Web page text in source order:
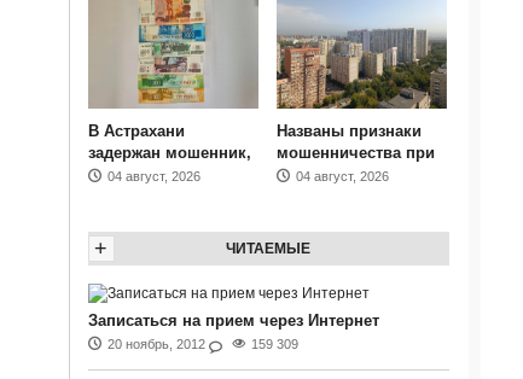
В Астрахани
задержан мошенник,
04 август, 2026
Названы признаки
мошенничества при
04 август, 2026
ЧИТАЕМЫЕ
+
Записаться на прием через Интернет
20 ноябрь, 2012 159 309